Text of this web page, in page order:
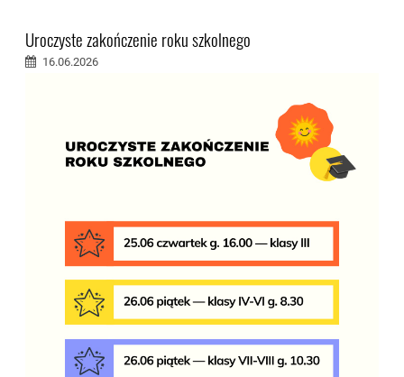
Uroczyste zakończenie roku szkolnego
16.06.2026